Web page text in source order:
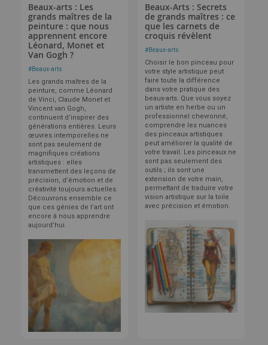
Beaux-arts : Les
grands maîtres de la
peinture : que nous
apprennent encore
Léonard, Monet et
Van Gogh ?
#Beaux-arts
Les grands maîtres de la
peinture, comme Léonard
de Vinci, Claude Monet et
Vincent van Gogh,
continuent d’inspirer des
générations entières. Leurs
œuvres intemporelles ne
sont pas seulement de
magnifiques créations
artistiques : elles
transmettent des leçons de
précision, d’émotion et de
créativité toujours actuelles.
Découvrons ensemble ce
que ces génies de l’art ont
encore à nous apprendre
aujourd’hui.
Beaux-Arts : Secrets
de grands maîtres : ce
que les carnets de
croquis révèlent
#Beaux-arts
Choisir le bon pinceau pour
votre style artistique peut
faire toute la différence
dans votre pratique des
beaux-arts. Que vous soyez
un artiste en herbe ou un
professionnel chevronné,
comprendre les nuances
des pinceaux artistiques
peut améliorer la qualité de
votre travail. Les pinceaux ne
sont pas seulement des
outils ; ils sont une
extension de votre main,
permettant de traduire votre
vision artistique sur la toile
avec précision et émotion.